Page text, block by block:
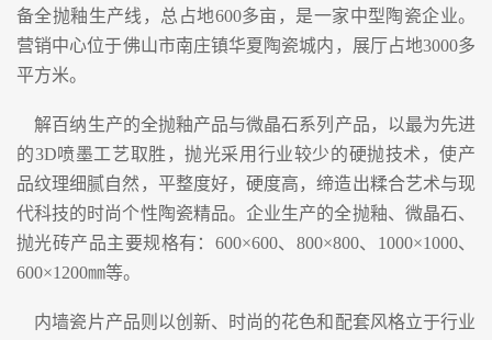
备全抛釉生产线，总占地600多亩，是一家中型陶瓷企业。
营销中心位于佛山市南庄镇华夏陶瓷城内，展厅占地3000多
平方米。
解百纳生产的全抛釉产品与微晶石系列产品，以最为先进
的3D喷墨工艺取胜，抛光采用行业较少的硬抛技术，使产
品纹理细腻自然，平整度好，硬度高，缔造出糅合艺术与现
代科技的时尚个性陶瓷精品。企业生产的全抛釉、微晶石、
抛光砖产品主要规格有：600×600、800×800、1000×1000、
600×1200㎜等。
内墙瓷片产品则以创新、时尚的花色和配套风格立于行业